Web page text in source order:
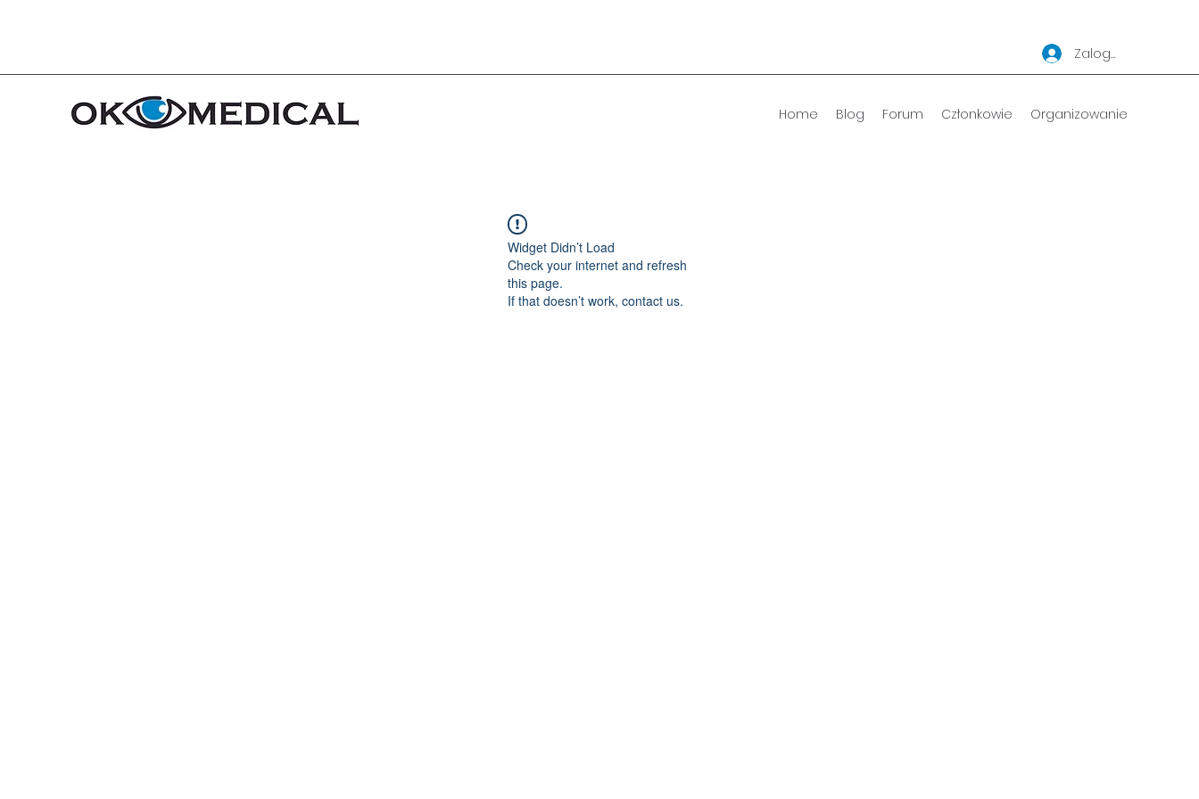
Zaloguj się
Home Blog Forum Członkowie Organizowanie
Widget Didn’t Load
Check your internet and refresh
this page.
If that doesn’t work, contact us.